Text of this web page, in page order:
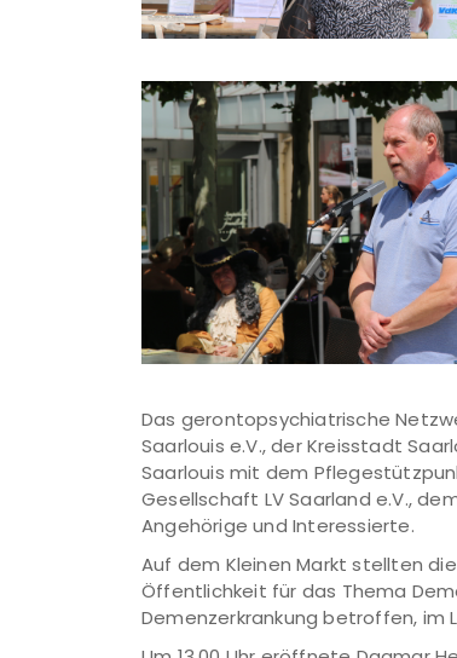
Das gerontopsychiatrische
Saarlouis e.V., der Kreisstadt
Saarlouis mit dem
Gesellschaft LV Saarland e.V.,
Angehörige und Interessierte.
Auf dem Kleinen Markt stellten
Öffentlichkeit für das Thema
Demenzerkrankung betroffen, im